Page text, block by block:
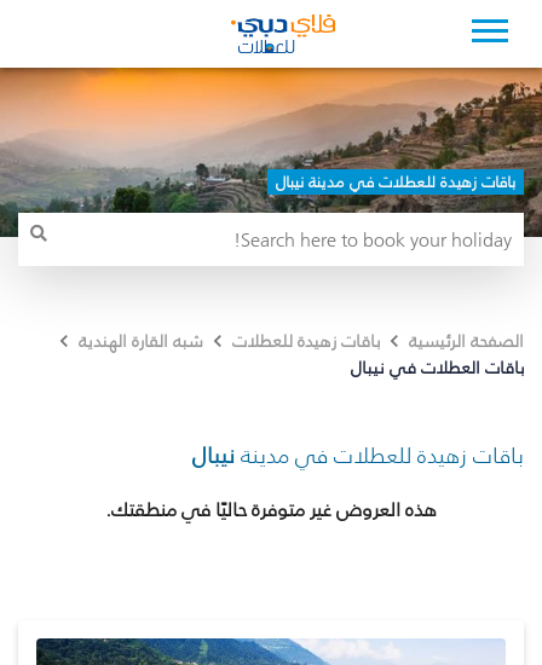
باقات زهيدة للعطلات في مدينة نيبال
الصفحة الرئيسية باقات زهيدة للعطلات
شبه القارة الهندية
باقات العطلات في نيبال
باقات زهيدة للعطلات في مدينةنيبال
هذه العروض غير متوفرة حاليًا في منطقتك.